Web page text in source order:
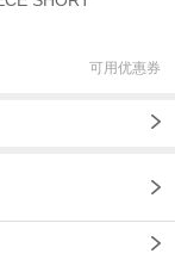
可用优惠券